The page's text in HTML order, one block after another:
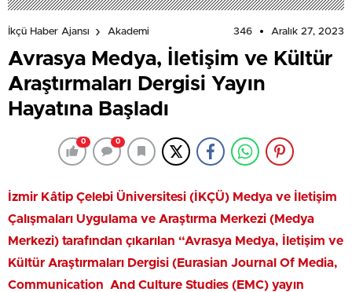
İkçü Haber Ajansı Akademi 346 Aralık 27, 2023
Avrasya Medya, İletişim ve Kültür
Araştırmaları Dergisi Yayın
Hayatına Başladı
0 0
İzmir Kâtip Çelebi Üniversitesi (İKÇÜ) Medya ve İletişim
Çalışmaları Uygulama ve Araştırma Merkezi (Medya
Merkezi) tarafından çıkarılan “Avrasya Medya, İletişim ve
Kültür Araştırmaları Dergisi (Eurasian Journal Of Media,
Communication And Culture Studies (EMC) yayın